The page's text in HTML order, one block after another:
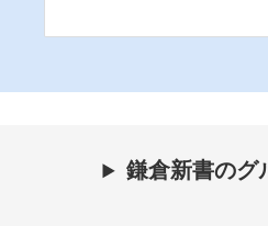
鎌倉新書のグ